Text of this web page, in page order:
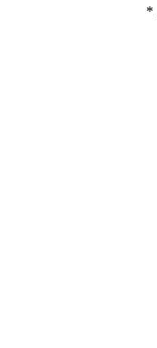
*